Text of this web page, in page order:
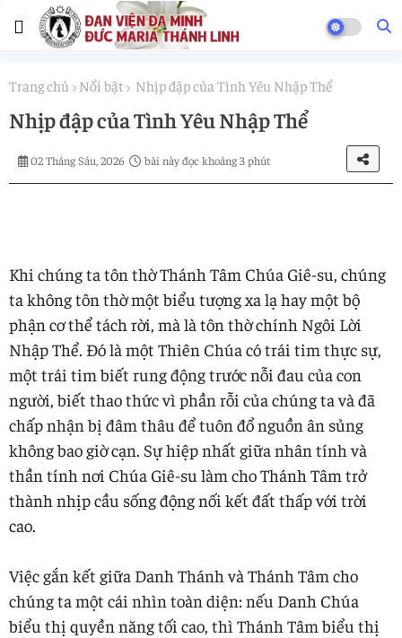
Trang chủ Nổi bật Nhịp đập của Tình Yêu Nhập Thể
Nhịp đập của Tình Yêu Nhập Thể
02 Tháng Sáu, 2026 bài này đọc khoảng 3 phút
Khi chúng ta tôn thờ Thánh Tâm Chúa Giê-su, chúng
ta không tôn thờ một biểu tượng xa lạ hay một bộ
phận cơ thể tách rời, mà là tôn thờ chính Ngôi Lời
Nhập Thể. Đó là một Thiên Chúa có trái tim thực sự,
một trái tim biết rung động trước nỗi đau của con
người, biết thao thức vì phần rỗi của chúng ta và đã
chấp nhận bị đâm thâu để tuôn đổ nguồn ân sủng
không bao giờ cạn. Sự hiệp nhất giữa nhân tính và
thần tính nơi Chúa Giê-su làm cho Thánh Tâm trở
thành nhịp cầu sống động nối kết đất thấp với trời
cao.
Việc gắn kết giữa Danh Thánh và Thánh Tâm cho
chúng ta một cái nhìn toàn diện: nếu Danh Chúa
biểu thị quyền năng tối cao, thì Thánh Tâm biểu thị